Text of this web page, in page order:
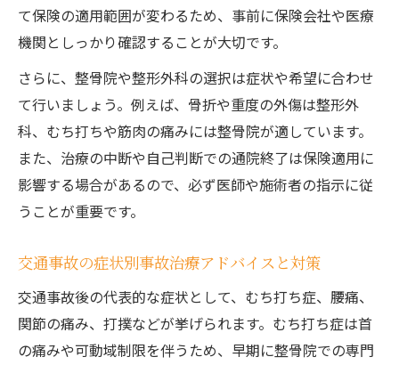
て保険の適用範囲が変わるため、事前に保険会社や医療
機関としっかり確認することが大切です。
さらに、整骨院や整形外科の選択は症状や希望に合わせ
て行いましょう。例えば、骨折や重度の外傷は整形外
科、むち打ちや筋肉の痛みには整骨院が適しています。
また、治療の中断や自己判断での通院終了は保険適用に
影響する場合があるので、必ず医師や施術者の指示に従
うことが重要です。
交通事故の症状別事故治療アドバイスと対策
交通事故後の代表的な症状として、むち打ち症、腰痛、
関節の痛み、打撲などが挙げられます。むち打ち症は首
の痛みや可動域制限を伴うため、早期に整骨院での専門